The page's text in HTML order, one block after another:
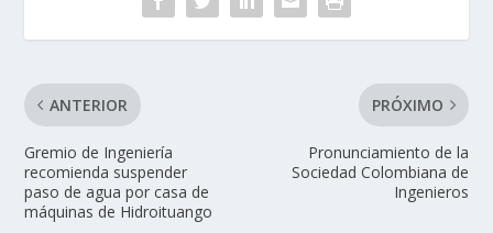
ANTERIOR
Gremio de Ingeniería
recomienda suspender
paso de agua por casa de
máquinas de Hidroituango
PRÓXIMO
Pronunciamiento de la
Sociedad Colombiana de
Ingenieros